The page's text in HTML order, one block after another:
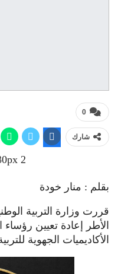
0
شارك
بقلم : منار خودة
قررت وزارة التربية
الأطر إعادة تعيين
الأكاديميات الجهوية